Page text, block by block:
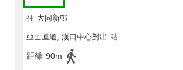
往 大同新邨
亞士厘道, 漢口中心對出 站
距離 90m